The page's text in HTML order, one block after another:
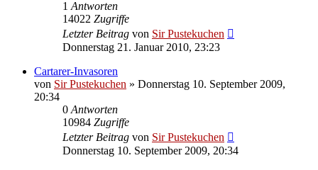
1 Antworten
14022 Zugriffe
Letzter Beitrag von Sir Pustekuchen
Donnerstag 21. Januar 2010, 23:23
Cartarer-Invasoren
von Sir Pustekuchen » Donnerstag 10. September 2009,
20:34
0 Antworten
10984 Zugriffe
Letzter Beitrag von Sir Pustekuchen
Donnerstag 10. September 2009, 20:34